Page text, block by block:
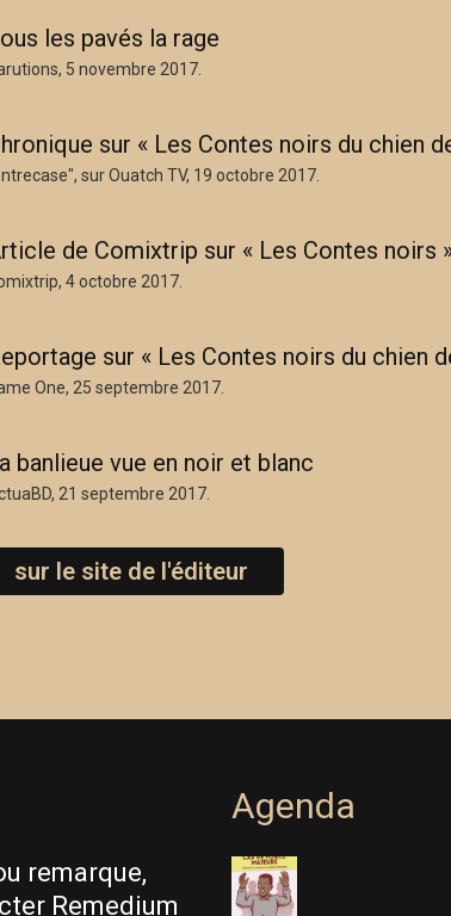
les pavés la rage
5 novembre 2017.
sur « Les Contes noirs du chien
sur Ouatch TV, 19 octobre 2017.
de Comixtrip sur « Les Contes noirs
4 octobre 2017.
sur « Les Contes noirs du chien
One, 25 septembre 2017.
banlieue vue en noir et blanc
21 septembre 2017.
sur le site de l'éditeur
remarque,
Remedium
Agenda